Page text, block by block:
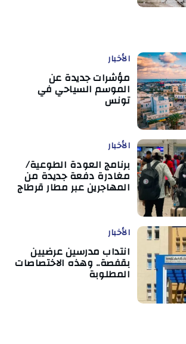
الأخبار
مؤشرات جديدة عن
الموسم السياحي في
تونس
الأخبار
برنامج العودة الطوعية/
مغادرة دفعة جديدة من
المهاجرين عبر مطار قرطاج
الأخبار
انتداب مدرسين عرضيين
بقفصة.. وهذه الاختصاصات
المطلوبة